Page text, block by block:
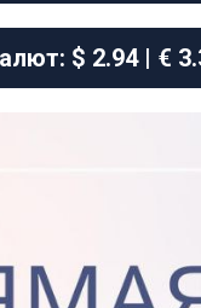
$ 2.94 | €